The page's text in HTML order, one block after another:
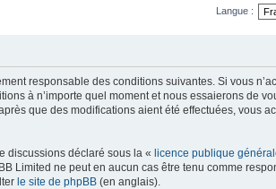
Langue :
responsable des conditions suivantes. Si vous
à n’importe quel moment et nous essaierons de
que des modifications aient été effectuées, vous
discussions déclaré sous la « licence publique
Limited ne peut en aucun cas être tenu comme
le site de phpBB (en anglais).